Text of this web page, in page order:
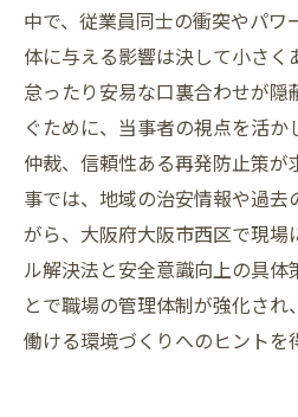
中で、従業員同士の衝突やパワ
体に与える影響は決して小さく
怠ったり安易な口裏合わせが
ぐために、当事者の視点を活
仲裁、信頼性ある再発防止策が
事では、地域の治安情報や過
がら、大阪府大阪市西区で現
ル解決法と安全意識向上の具体
とで職場の管理体制が強化さ
働ける環境づくりへのヒントを